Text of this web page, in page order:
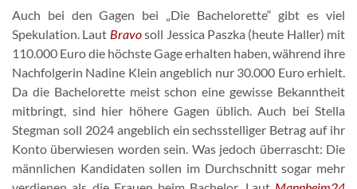
Auch bei den Gagen bei „Die Bachelorette“ gibt es viel
Spekulation. Laut Bravosoll Jessica Paszka (heute Haller) mit
110.000 Euro die höchste Gage erhalten haben, während ihre
Nachfolgerin Nadine Klein angeblich nur 30.000 Euro erhielt.
Da die Bachelorette meist schon eine gewisse Bekanntheit
mitbringt, sind hier höhere Gagen üblich. Auch bei Stella
Stegman soll 2024 angeblich ein sechsstelliger Betrag auf ihr
Konto überwiesen worden sein. Was jedoch überrascht: Die
männlichen Kandidaten sollen im Durchschnitt sogar mehr